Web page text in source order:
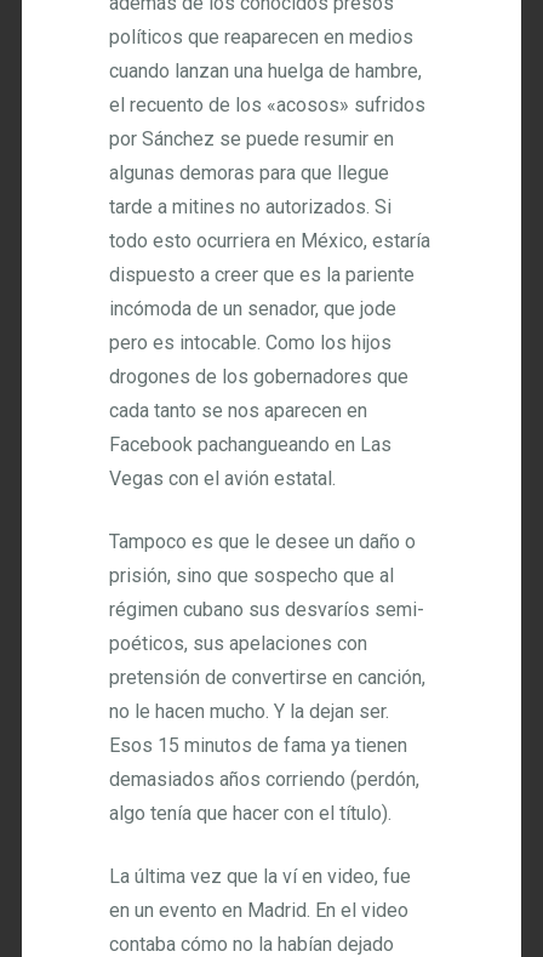
políticos que reaparecen en medios
cuando lanzan una huelga de hambre,
el recuento de los «acosos» sufridos
por Sánchez se puede resumir en
algunas demoras para que llegue
tarde a mitines no autorizados. Si
todo esto ocurriera en México, estaría
dispuesto a creer que es la pariente
incómoda de un senador, que jode
pero es intocable. Como los hijos
drogones de los gobernadores que
cada tanto se nos aparecen en
Facebook pachangueando en Las
Vegas con el avión estatal.
Tampoco es que le desee un daño o
prisión, sino que sospecho que al
régimen cubano sus desvaríos semi-
poéticos, sus apelaciones con
pretensión de convertirse en canción,
no le hacen mucho. Y la dejan ser.
Esos 15 minutos de fama ya tienen
demasiados años corriendo (perdón,
algo tenía que hacer con el título).
La última vez que la ví en video, fue
en un evento en Madrid. En el video
contaba cómo no la habían dejado